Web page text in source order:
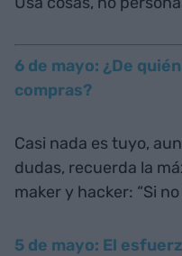
6 de mayo: ¿De
compras?
Casi nada es tuyo,
dudas, recuerda la
maker y hacker: “Si
5 de mayo: El